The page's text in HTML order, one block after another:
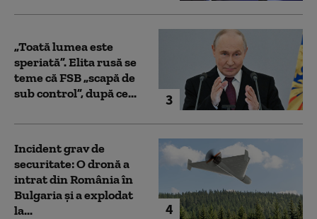
3
„Toată lumea este
speriată”. Elita rusă se
teme că FSB „scapă de
sub control”, după ce...
4
Incident grav de
securitate: O dronă a
intrat din România în
Bulgaria şi a explodat
la...